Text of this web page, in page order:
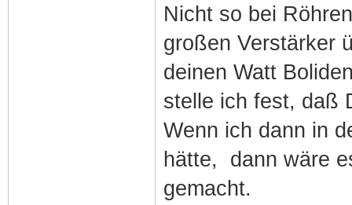
Nicht so bei
großen Verstärker
deinen Watt
stelle ich fest, daß
Wenn ich dann in
hätte, dann wäre
gemacht.